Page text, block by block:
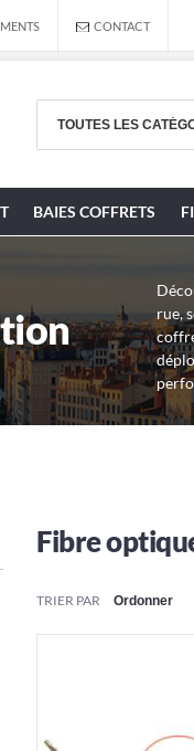
CONTACT
BAIES COFFRETS
rue,
Fibre
TRIER PAR